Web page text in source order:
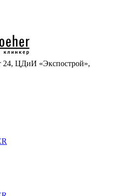
24, ЦДиИ «Экспострой»,